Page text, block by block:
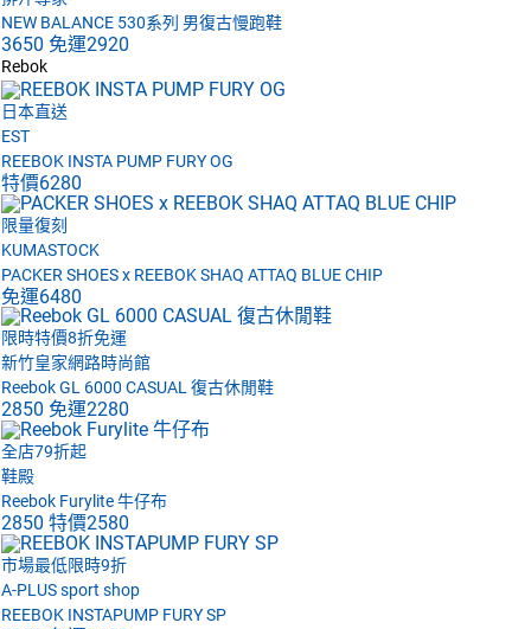
NEW BALANCE 530系列 男復古慢跑鞋
3650 免運2920
Rebok
日本直送
EST
REEBOK INSTA PUMP FURY OG
特價6280
限量復刻
KUMASTOCK
PACKER SHOES x REEBOK SHAQ ATTAQ BLUE CHIP
免運6480
限時特價8折免運
新竹皇家網路時尚館
Reebok GL 6000 CASUAL 復古休閒鞋
2850 免運2280
全店79折起
鞋殿
Reebok Furylite 牛仔布
2850 特價2580
市場最低限時9折
A-PLUS sport shop
REEBOK INSTAPUMP FURY SP